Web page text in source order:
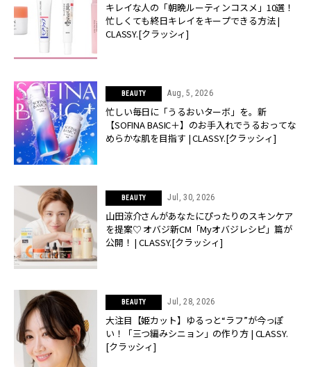
キレイな人の「朝晩ルーティンコスメ」10選！
忙しくても終日キレイをキープできる方法 |
CLASSY.[クラッシィ]
BEAUTY Aug, 5, 2026
忙しい毎日に「うるおいターボ」を。新
【SOFINA BASIC＋】のお手入れでうるおってな
めらかな肌を目指す | CLASSY.[クラッシィ]
BEAUTY Jul, 30, 2026
山田涼介さんがあなたにぴったりのスキンケア
を提案♡ オバジ新CM「Myオバジレシピ」篇が
公開！ | CLASSY.[クラッシィ]
BEAUTY Jul, 28, 2026
大注目【姫カット】ゆるっと“ラフ”が今っぽ
い！「三つ編みシニョン」の作り方 | CLASSY.
[クラッシィ]